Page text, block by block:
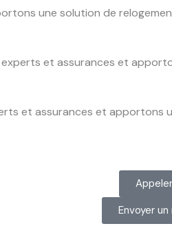
une solution de
et assurances et
et assurances et
Appeler
Envoyer un